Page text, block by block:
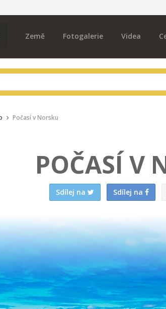
Země Fotogalerie Videa
Počasí v Norsku
POČASÍ V
Sdílej na Sdílej na